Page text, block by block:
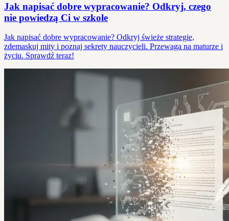
Jak napisać dobre wypracowanie? Odkryj, czego
nie powiedzą Ci w szkole
Jak napisać dobre wypracowanie? Odkryj świeże strategie,
zdemaskuj mity i poznaj sekrety nauczycieli. Przewaga na maturze i
życiu. Sprawdź teraz!